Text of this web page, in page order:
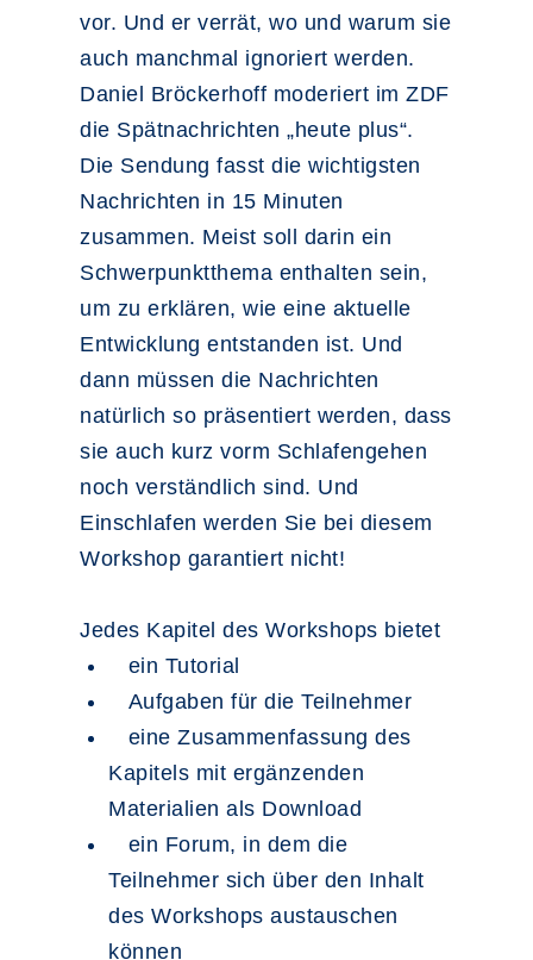
vor. Und er verrät, wo und warum sie
auch manchmal ignoriert werden.
Daniel Bröckerhoff moderiert im ZDF
die Spätnachrichten „heute plus“.
Die Sendung fasst die wichtigsten
Nachrichten in 15 Minuten
zusammen. Meist soll darin ein
Schwerpunktthema enthalten sein,
um zu erklären, wie eine aktuelle
Entwicklung entstanden ist. Und
dann müssen die Nachrichten
natürlich so präsentiert werden, dass
sie auch kurz vorm Schlafengehen
noch verständlich sind. Und
Einschlafen werden Sie bei diesem
Workshop garantiert nicht!
Jedes Kapitel des Workshops bietet
ein Tutorial
Aufgaben für die Teilnehmer
eine Zusammenfassung des
Kapitels mit ergänzenden
Materialien als Download
ein Forum, in dem die
Teilnehmer sich über den Inhalt
des Workshops austauschen
können